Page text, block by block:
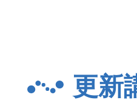
更新